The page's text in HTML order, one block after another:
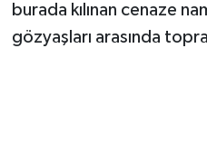
burada kılınan cenaze
gözyaşları arasında